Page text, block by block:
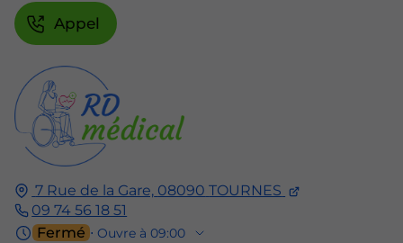
7 Rue de la Gare, 08090 TOURNES
09 74 56 18 51
Fermé ⋅ Ouvre à 09:00
Appel